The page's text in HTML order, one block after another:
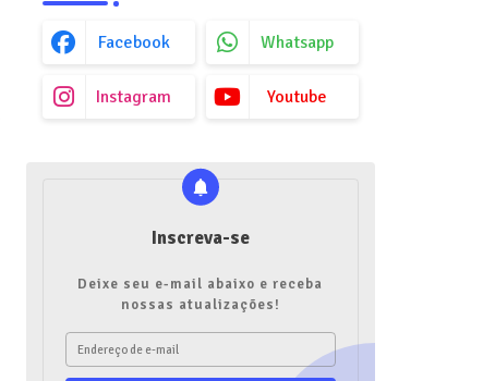
Facebook Whatsapp
Instagram Youtube
Inscreva-se
Deixe seu e-mail abaixo e receba
nossas atualizações!